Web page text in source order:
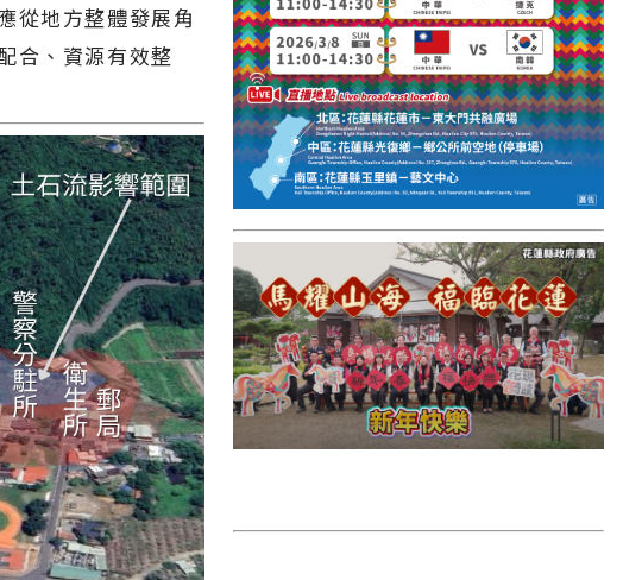
苗栗縣
其他地區
新竹市
和平鄉
台南市
澎湖縣
香港
台東市
雲林縣
長濱鄉
從地方整體發展角
合、資源有效整